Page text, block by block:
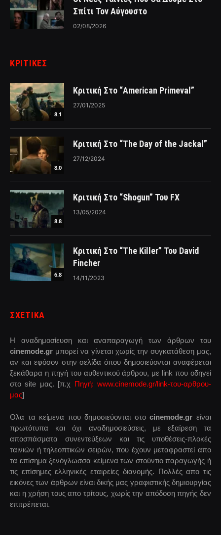
Σπίτι Τον Αύγουστο
02/08/2026
ΚΡΙΤΙΚΈΣ
8.1
Κριτική Στο “American Primeval”
27/01/2025
8.0
Κριτική Στο “The Day of the Jackal”
27/12/2024
8.8
Κριτική Στο “Shogun” Του FX
13/05/2024
6.8
Κριτική Στο “The Killer” Του David
Fincher
14/11/2023
ΣΧΕΤΙΚΑ
Η αναδημοσίευση και αναπαραγωγή των άρθρων του
cinemode.gr μπορεί να γίνεται χωρίς την συγκατάθεση μας,
αν και εφόσον στην σελίδα όπου δημοσιεύονται αναφέρεται
ξεκάθαρα η πηγή του αυθεντικού άρθρου, με link που οδηγεί
στο site μας. [π.χ Πηγή: www.cinemode.gr/link-του-αρθρου-
μας]
Ολα τα κείμενα που δημοσιεύονται στοcinemode.gr είναι
πρωτότυπα και όχι αναδημοσιεύσεις, με εξαίρεση τα
αποσπάσματα συνεντεύξεων και τις υποθέσεις-πλοκές
ταινιών ή τηλεοπτικών σειρών, που έχουν μεταφραστεί απο
τα επίσημα ξενόγλωσσα κείμενα των στούντιο παραγωγής ή
τις επίσημες ελληνικές εταιρείες διανομής. Πολλές απο τις
εικόνες των άρθρων είναι δικής μας γραφιστικής δημιουργίας
και η χρήση τους απο τρίτους, χωρίς την απόδοση πηγής δεν
επιτρέπεται.